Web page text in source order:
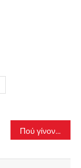
Πού γίνονται δωρεάν rapid tests σήμερα Πέμπτη